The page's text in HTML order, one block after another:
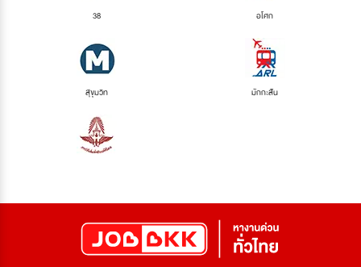
38 อโศก
สุขุมวิท มักกะสัน